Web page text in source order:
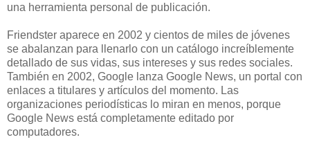
una herramienta personal de publicación.
Friendster aparece en 2002 y cientos de miles de jóvenes
se abalanzan para llenarlo con un catálogo increíblemente
detallado de sus vidas, sus intereses y sus redes sociales.
También en 2002, Google lanza Google News, un portal con
enlaces a titulares y artículos del momento. Las
organizaciones periodísticas lo miran en menos, porque
Google News está completamente editado por
computadores.